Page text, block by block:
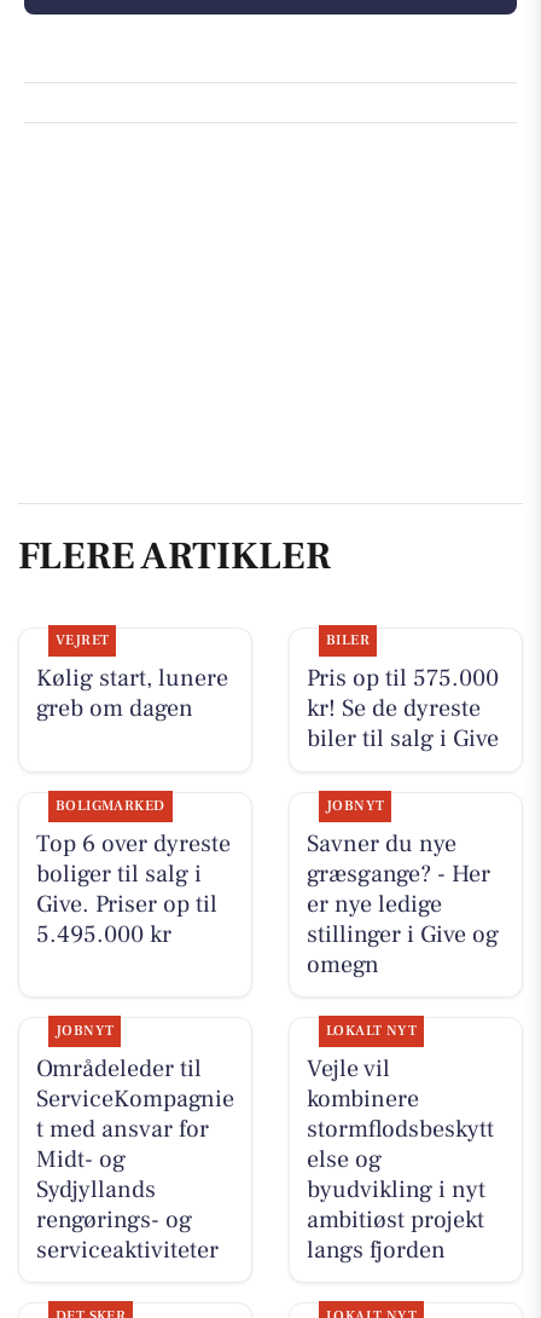
FLERE ARTIKLER
VEJRET
Kølig start, lunere
greb om dagen
BILER
Pris op til 575.000
kr! Se de dyreste
biler til salg i Give
BOLIGMARKED
Top 6 over dyreste
boliger til salg i
Give. Priser op til
5.495.000 kr
JOBNYT
Savner du nye
græsgange? - Her
er nye ledige
stillinger i Give og
omegn
JOBNYT
Områdeleder til
ServiceKompagnie
t med ansvar for
Midt- og
Sydjyllands
rengørings- og
serviceaktiviteter
LOKALT NYT
Vejle vil
kombinere
stormflodsbeskytt
else og
byudvikling i nyt
ambitiøst projekt
langs fjorden